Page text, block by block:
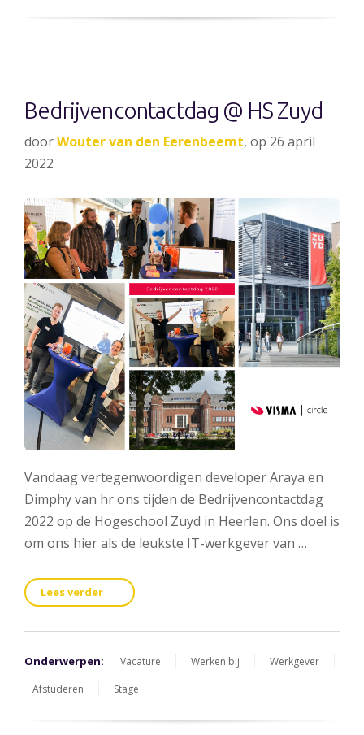
Bedrijvencontactdag @ HS Zuyd
doorWouter van den Eerenbeemt, op 26 april
2022
Vandaag vertegenwoordigen developer Araya en
Dimphy van hr ons tijden de Bedrijvencontactdag
2022 op de Hogeschool Zuyd in Heerlen. Ons doel is
om ons hier als de leukste IT-werkgever van …
Lees verder
Onderwerpen: Vacature Werken bij
Werkgever
Afstuderen
Stage